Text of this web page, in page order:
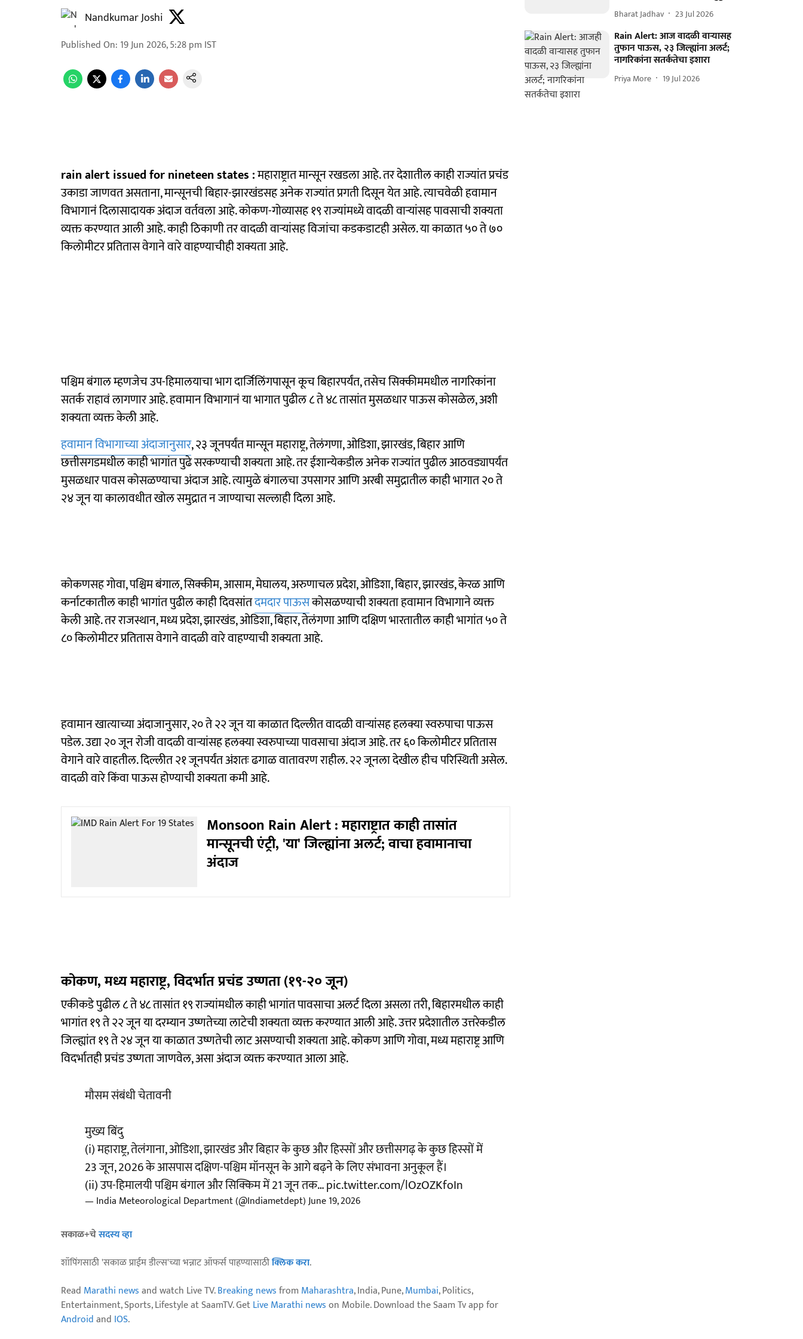
Nandkumar Joshi
Published On: 19 Jun 2026, 5:28 pm IST
rain alert issued for nineteen states :महाराष्ट्रात मान्सून रखडला आहे. तर देशातील काही राज्यांत प्रचंड
उकाडा जाणवत असताना, मान्सूनची बिहार-झारखंडसह अनेक राज्यांत प्रगती दिसून येत आहे. त्याचवेळी हवामान
विभागानं दिलासादायक अंदाज वर्तवला आहे. कोकण-गोव्यासह १९ राज्यांमध्ये वादळी वाऱ्यांसह पावसाची शक्यता
व्यक्त करण्यात आली आहे. काही ठिकाणी तर वादळी वाऱ्यांसह विजांचा कडकडाटही असेल. या काळात ५० ते ७०
किलोमीटर प्रतितास वेगाने वारे वाहण्याचीही शक्यता आहे.
पश्चिम बंगाल म्हणजेच उप-हिमालयाचा भाग दार्जिलिंगपासून कूच बिहारपर्यंत, तसेच सिक्कीममधील नागरिकांना
सतर्क राहावं लागणार आहे. हवामान विभागानं या भागात पुढील ८ ते ४८ तासांत मुसळधार पाऊस कोसळेल, अशी
शक्यता व्यक्त केली आहे.
हवामान विभागाच्या अंदाजानुसार, २३ जूनपर्यंत मान्सून महाराष्ट्र, तेलंगणा, ओडिशा, झारखंड, बिहार आणि
छत्तीसगडमधील काही भागांत पुढे सरकण्याची शक्यता आहे. तर ईशान्येकडील अनेक राज्यांत पुढील आठवड्यापर्यंत
मुसळधार पावस कोसळण्याचा अंदाज आहे. त्यामुळे बंगालचा उपसागर आणि अरबी समुद्रातील काही भागात २० ते
२४ जून या कालावधीत खोल समुद्रात न जाण्याचा सल्लाही दिला आहे.
कोकणसह गोवा, पश्चिम बंगाल, सिक्कीम, आसाम, मेघालय, अरुणाचल प्रदेश, ओडिशा, बिहार, झारखंड, केरळ आणि
कर्नाटकातील काही भागांत पुढील काही दिवसांतदमदार पाऊसकोसळण्याची शक्यता हवामान विभागाने व्यक्त
केली आहे. तर राजस्थान, मध्य प्रदेश, झारखंड, ओडिशा, बिहार, तेलंगणा आणि दक्षिण भारतातील काही भागांत ५० ते
८० किलोमीटर प्रतितास वेगाने वादळी वारे वाहण्याची शक्यता आहे.
हवामान खात्याच्या अंदाजानुसार, २० ते २२ जून या काळात दिल्लीत वादळी वाऱ्यांसह हलक्या स्वरुपाचा पाऊस
पडेल. उद्या २० जून रोजी वादळी वाऱ्यांसह हलक्या स्वरुपाच्या पावसाचा अंदाज आहे. तर ६० किलोमीटर प्रतितास
वेगाने वारे वाहतील. दिल्लीत २१ जूनपर्यंत अंशतः ढगाळ वातावरण राहील. २२ जूनला देखील हीच परिस्थिती असेल.
वादळी वारे किंवा पाऊस होण्याची शक्यता कमी आहे.
Monsoon Rain Alert : महाराष्ट्रात काही तासांत
मान्सूनची एंट्री, 'या' जिल्ह्यांना अलर्ट; वाचा हवामानाचा
अंदाज
कोकण, मध्य महाराष्ट्र, विदर्भात प्रचंड उष्णता (१९-२० जून)
एकीकडे पुढील ८ ते ४८ तासांत १९ राज्यांमधील काही भागांत पावसाचा अलर्ट दिला असला तरी, बिहारमधील काही
भागांत १९ ते २२ जून या दरम्यान उष्णतेच्या लाटेची शक्यता व्यक्त करण्यात आली आहे. उत्तर प्रदेशातील उत्तरेकडील
जिल्ह्यांत १९ ते २४ जून या काळात उष्णतेची लाट असण्याची शक्यता आहे. कोकण आणि गोवा, मध्य महाराष्ट्र आणि
विदर्भातही प्रचंड उष्णता जाणवेल, असा अंदाज व्यक्त करण्यात आला आहे.
मौसम संबंधी चेतावनी
मुख्य बिंदु
(i) महाराष्ट्र, तेलंगाना, ओडिशा, झारखंड और बिहार के कुछ और हिस्सों और छत्तीसगढ़ के कुछ हिस्सों में
23 जून, 2026 के आसपास दक्षिण-पश्चिम मॉनसून के आगे बढ़ने के लिए संभावना अनुकूल हैं।
(ii) उप-हिमालयी पश्चिम बंगाल और सिक्किम में 21 जून तक…pic.twitter.com/lOzOZKfoIn
— India Meteorological Department (@Indiametdept)June 19, 2026
सकाळ+चेसदस्य व्हा
शॉपिंगसाठी 'सकाळ प्राईम डील्स'च्या भन्नाट ऑफर्स पाहण्यासाठीक्लिक करा.
Read Marathi newsand watch Live TV.Breaking newsfrom Maharashtra, India, Pune,Mumbai, Politics,
Entertainment, Sports, Lifestyle at SaamTV. GetLive Marathi newson Mobile. Download the Saam Tv app for
Androidand IOS.
Bharat Jadhav 23 Jul 2026
Rain Alert: आज वादळी वाऱ्यासह
तुफान पाऊस, २३ जिल्ह्यांना अलर्ट;
नागरिकांना सतर्कतेचा इशारा
Priya More 19 Jul 2026